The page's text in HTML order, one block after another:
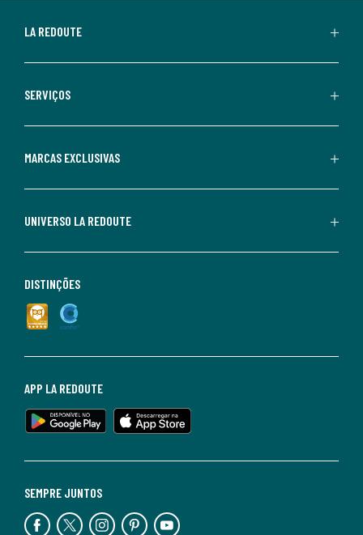
LA REDOUTE
SERVIÇOS
MARCAS EXCLUSIVAS
UNIVERSO LA REDOUTE
SEMPRE JUNTOS
APP LA REDOUTE
DISTINÇÕES